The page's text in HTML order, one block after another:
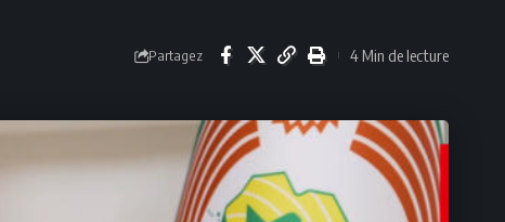
Partagez 4 Min de lecture